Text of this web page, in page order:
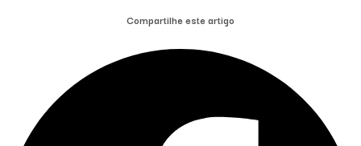
Compartilhe este artigo